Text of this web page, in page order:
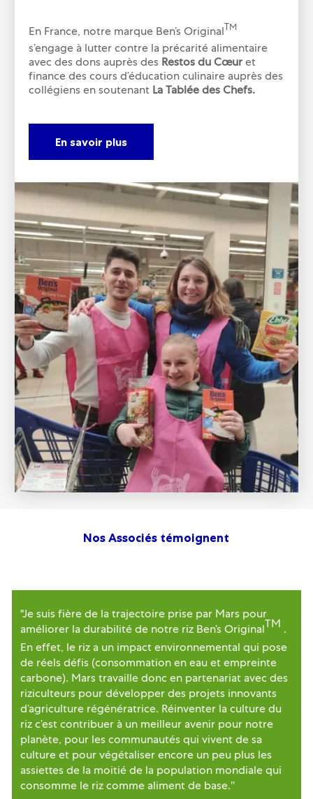
En France, notre marque Ben’s Original TM
s’engage à lutter contre la précarité alimentaire
avec des dons auprès des Restos du Cœur et
finance des cours d’éducation culinaire auprès des
collégiens en soutenant La Tablée des Chefs.
En savoir plus
Nos Associés témoignent
"Je suis fière de la trajectoire prise par Mars pour
améliorer la durabilité de notre riz Ben’s Original TM .
En effet, le riz a un impact environnemental qui pose
de réels défis (consommation en eau et empreinte
carbone). Mars travaille donc en partenariat avec des
riziculteurs pour développer des projets innovants
d’agriculture régénératrice. Réinventer la culture du
riz c’est contribuer à un meilleur avenir pour notre
planète, pour les communautés qui vivent de sa
culture et pour végétaliser encore un peu plus les
assiettes de la moitié de la population mondiale qui
consomme le riz comme aliment de base."